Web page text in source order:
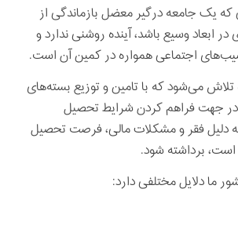
که یک جامعه درگیر معضل بازماندگی از
ابعاد وسیع باشد، آینده روشنی ندارد و
اجتماعی همواره در کمین آن است.
می‌شود که با تامین و توزیع بسته‌های
در جهت فراهم کردن شرایط تحصیل
دلیل فقر و مشکلات مالی، فرصت تحصیل
برداشته شود.
ما دلایل مختلفی دارد: